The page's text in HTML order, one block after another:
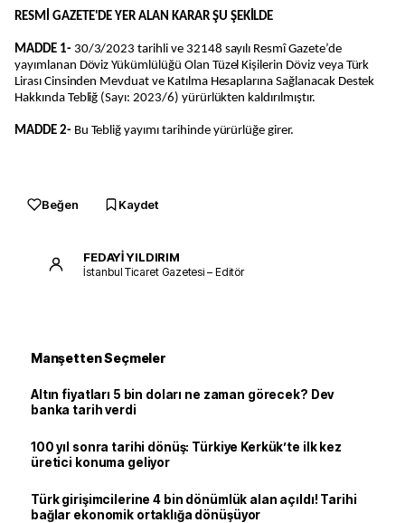
RESMİ GAZETE'DE YER ALAN KARAR ŞU ŞEKİLDE
MADDE 1-30/3/2023 tarihli ve 32148 sayılı Resmî Gazete’de
yayımlanan Döviz Yükümlülüğü Olan Tüzel Kişilerin Döviz veya Türk
Lirası Cinsinden Mevduat ve Katılma Hesaplarına Sağlanacak Destek
Hakkında Tebliğ (Sayı: 2023/6) yürürlükten kaldırılmıştır.
MADDE 2-Bu Tebliğ yayımı tarihinde yürürlüğe girer.
Beğen Kaydet
FEDAYİ YILDIRIM
İstanbul Ticaret Gazetesi – Editör
Manşetten Seçmeler
Altın fiyatları 5 bin doları ne zaman görecek? Dev
banka tarih verdi
100 yıl sonra tarihi dönüş: Türkiye Kerkük’te ilk kez
üretici konuma geliyor
Türk girişimcilerine 4 bin dönümlük alan açıldı! Tarihi
bağlar ekonomik ortaklığa dönüşüyor